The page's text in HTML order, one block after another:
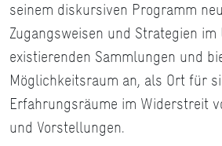
seinem diskursiven Programm
Zugangsweisen und Strategien
existierenden Sammlungen und
Möglichkeitsraum an, als Ort für
Erfahrungsräume im Widerstreit
und Vorstellungen.